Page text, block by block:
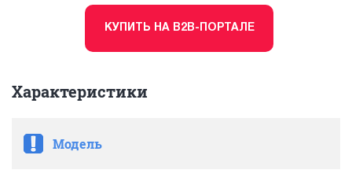
КУПИТЬ НА B2B-ПОРТАЛЕ
Характеристики
Модель